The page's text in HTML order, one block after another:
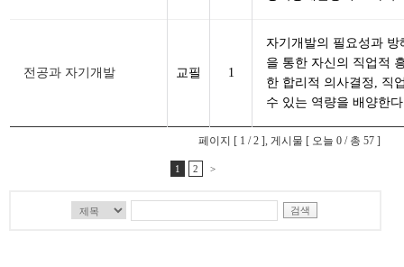
전공과 자기개발 교필 1
자기개발의 필요성과
을 통한 자신의 직업적
한 합리적 의사결정, 직
수 있는 역량을 배양한
페이지 [ 1 / 2 ], 게시물 [ 오늘 0 / 총 57 ]
1 2 >